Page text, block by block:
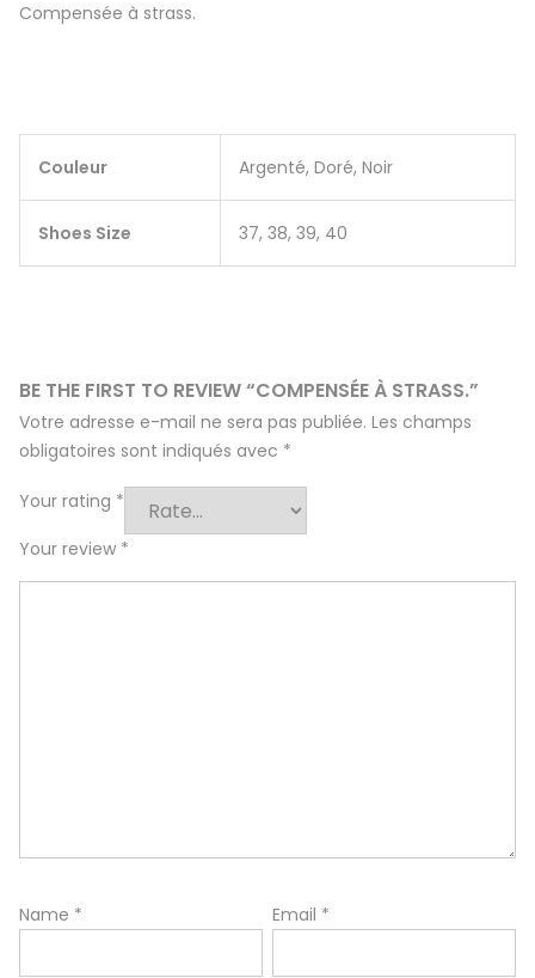
Compensée à strass.
Couleur Argenté, Doré, Noir
Shoes Size 37, 38, 39, 40
BE THE FIRST TO REVIEW “COMPENSÉE À STRASS.”
Votre adresse e-mail ne sera pas publiée. Les champs
obligatoires sont indiqués avec *
Your rating *
Your review *
Name * Email *